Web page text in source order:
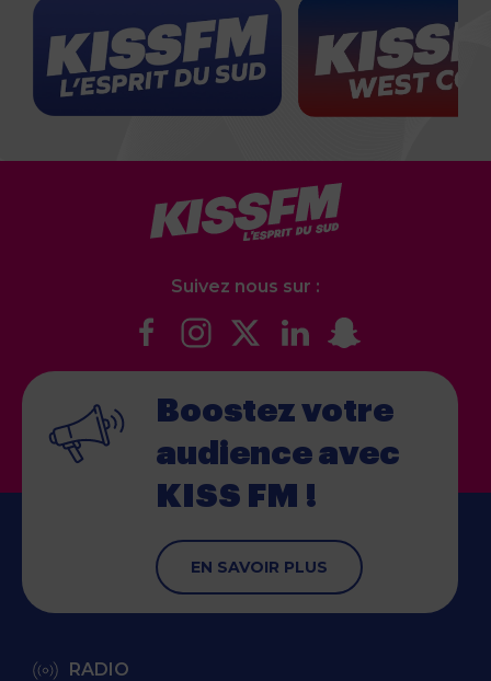
Suivez nous sur :
Boostez votre
audience avec
KISS FM !
EN SAVOIR PLUS
RADIO